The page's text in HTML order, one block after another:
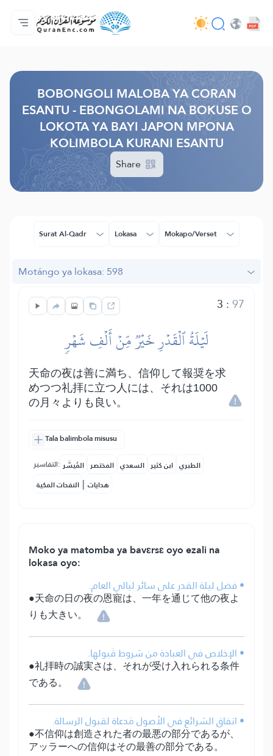
Accueil/Boyambi
Index ya mabongoli
Audio
Misala ya ba développeurs - API
À propos ya projet
Bokutana na biso
Lokota/munoko
BOBONGOLI MALOBA YA CORAN
ESANTU - EBONGOLAMI NA BOKUSE O
LOKOTA YA BAYI JAPON MPONA
KOLIMBOLA KURANI ESANTU
Share
Surat Al-Qadr Lokasa Mokapo/Verset
Motángo ya lokasa: 598
3 :97
لَيۡلَةُ ٱلۡقَدۡرِ خَيۡرٞ مِّنۡ أَلۡفِ شَهۡرٖ
天命の夜は善に満ち、信仰して報奨を求
めつつ礼拝に立つ人には、それは1000
の月々よりも良い。
Tala balimbola misusu
التفاسير: المُيسَّر المختصر السعدي ابن كثير الطبري
النفحات المكية | هدايات
Moko ya matomba ya bavɛrsɛ oyo ezali na
lokasa oyo:
• فضل ليلة القدر على سائر ليالي العام.
●天命の日の夜の恩寵は、一年を通じて他の夜よ
りも大きい。
• الإخلاص في العبادة من شروط قَبولها.
●礼拝時の誠実さは、それが受け入れられる条件
である。
• اتفاق الشرائع في الأصول مَدعاة لقبول الرسالة.
●不信仰は創造された者の最悪の部分であるが、
アッラーへの信仰はその最善の部分である。